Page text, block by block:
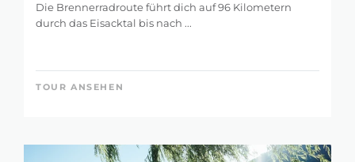
Die Brennerradroute führt dich auf 96 Kilometern
durch das Eisacktal bis nach ...
TOUR ANSEHEN